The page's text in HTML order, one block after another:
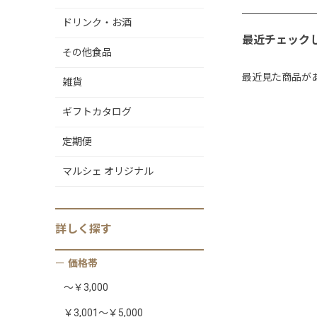
ドリンク・お酒
その他食品
雑貨
ギフトカタログ
定期便
マルシェ オリジナル
詳しく 探す
価格帯
～￥3,000
￥3,001～￥5,000
最近チェック
最近見た商品が